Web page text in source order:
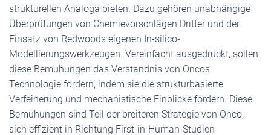
strukturellen Analoga bieten. Dazu gehören unabhängige
Überprüfungen von Chemievorschlägen Dritter und der
Einsatz von Redwoods eigenen In-silico-
Modellierungswerkzeugen. Vereinfacht ausgedrückt, sollen
diese Bemühungen das Verständnis von Oncos
Technologie fördern, indem sie die strukturbasierte
Verfeinerung und mechanistische Einblicke fördern. Diese
Bemühungen sind Teil der breiteren Strategie von Onco,
sich effizient in Richtung First-in-Human-Studien